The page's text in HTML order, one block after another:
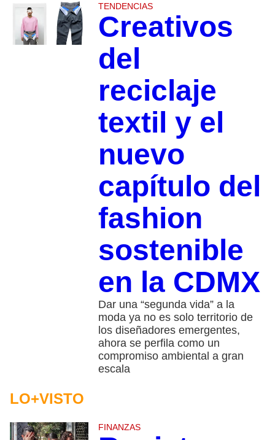
TENDENCIAS
Creativos
del
reciclaje
textil y el
nuevo
capítulo del
fashion
sostenible
en la CDMX
Dar una “segunda vida” a la
moda ya no es solo territorio de
los diseñadores emergentes,
ahora se perfila como un
compromiso ambiental a gran
escala
LO+VISTO
FINANZAS